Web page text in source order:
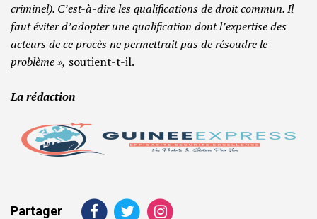
criminel). C’est-à-dire les qualifications de droit commun. Il
faut éviter d’adopter une qualification dont l’expertise des
acteurs de ce procès ne permettrait pas de résoudre le
problème », soutient-t-il.
La rédaction
Partager